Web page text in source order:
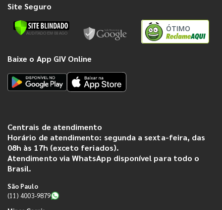
Site Seguro
ÓTIMO
Baixe o App GIV Online
Centrais de atendimento
Horário de atendimento: segunda a sexta-feira, das
08h às 17h (exceto feriados).
Atendimento via WhatsApp disponível para todo o
Brasil.
São Paulo
(11) 4003-9879